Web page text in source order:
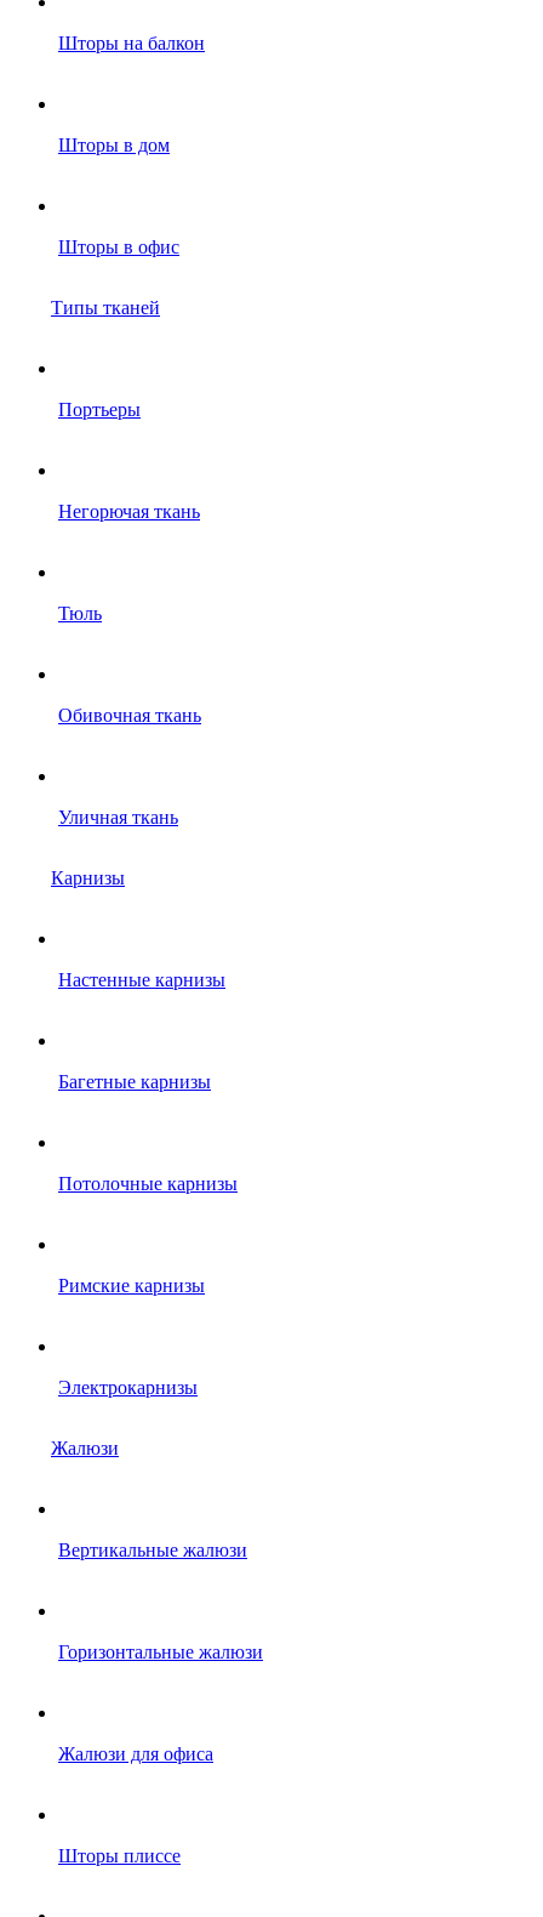
Шторы на балкон
Шторы в дом
Шторы в офис
Типы тканей
Портьеры
Негорючая ткань
Тюль
Обивочная ткань
Уличная ткань
Карнизы
Настенные карнизы
Багетные карнизы
Потолочные карнизы
Римские карнизы
Электрокарнизы
Жалюзи
Вертикальные жалюзи
Горизонтальные жалюзи
Жалюзи для офиса
Шторы плиссе